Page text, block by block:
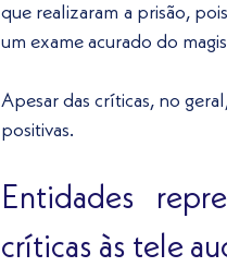
que realizaram a prisão,
um exame acurado do
Apesar das críticas, no
positivas.
Entidades
críticas às tele